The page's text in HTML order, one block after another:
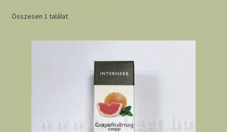
Összesen 1 találat